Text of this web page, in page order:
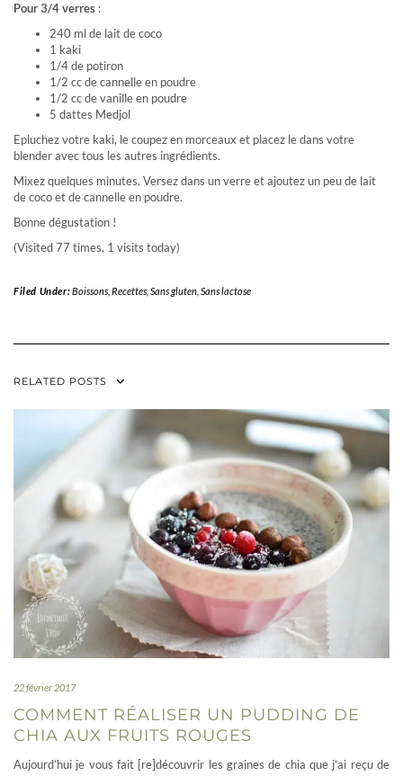
Pour 3/4 verres :
240 ml de lait de coco
1 kaki
1/4 de potiron
1/2 cc de cannelle en poudre
1/2 cc de vanille en poudre
5 dattes Medjol
Epluchez votre kaki, le coupez en morceaux et placez le dans votre
blender avec tous les autres ingrédients.
Mixez quelques minutes. Versez dans un verre et ajoutez un peu de lait
de coco et de cannelle en poudre.
Bonne dégustation !
(Visited 77 times, 1 visits today)
Filed Under:Boissons, Recettes, Sans gluten, Sans lactose
RELATED POSTS
22 février 2017
COMMENT RÉALISER UN PUDDING DE
CHIA AUX FRUITS ROUGES
Aujourd’hui je vous fait [re]découvrir les graines de chia que j’ai reçu de